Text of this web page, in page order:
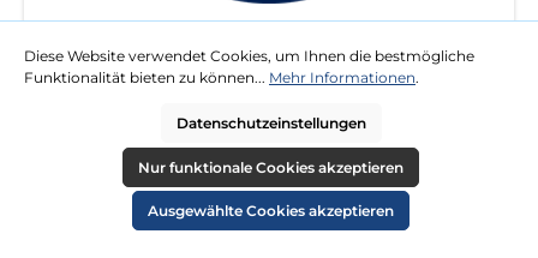
VW
Diese Website verwendet Cookies, um Ihnen die bestmögliche
Funktionalität bieten zu können... Mehr Informationen.
Datenschutzeinstellungen
Nur funktionale Cookies akzeptieren
Ausgewählte Cookies akzeptieren